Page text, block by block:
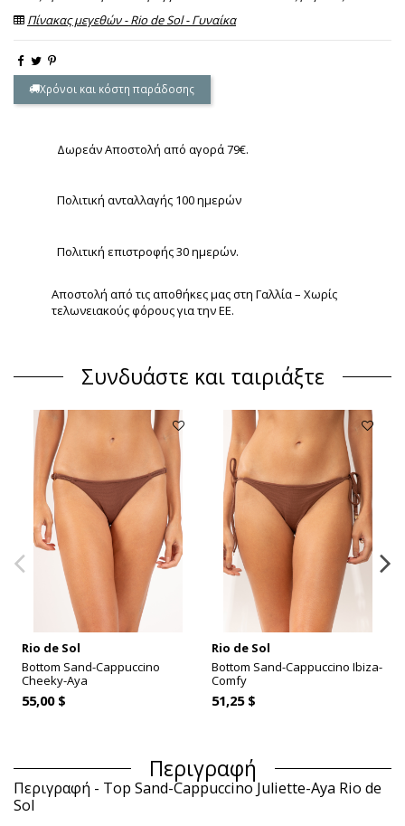
Πίνακας μεγεθών - Rio de Sol - Γυναίκα
Χρόνοι και κόστη παράδοσης
Δωρεάν Αποστολή από αγορά 79€.
Πολιτική ανταλλαγής 100 ημερών
Πολιτική επιστροφής 30 ημερών.
Αποστολή από τις αποθήκες μας στη Γαλλία – Χωρίς
τελωνειακούς φόρους για την ΕΕ.
Συνδυάστε και ταιριάξτε
Rio de Sol
Bottom Sand-Cappuccino
Cheeky-Aya
55,00 $
Rio de Sol
Bottom Sand-Cappuccino Ibiza-
Comfy
51,25 $
Περιγραφή
Περιγραφή - Top Sand-Cappuccino Juliette-Aya Rio de
Sol